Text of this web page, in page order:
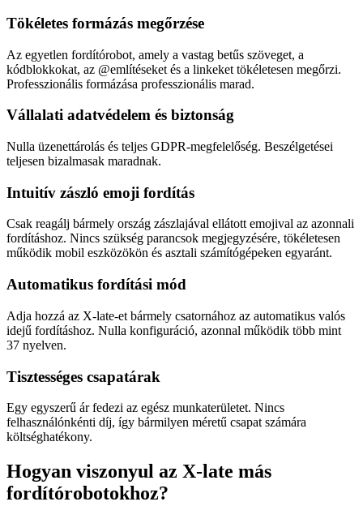
Tökéletes formázás megőrzése
Az egyetlen fordítórobot, amely a vastag betűs szöveget, a
kódblokkokat, az @említéseket és a linkeket tökéletesen megőrzi.
Professzionális formázása professzionális marad.
Vállalati adatvédelem és biztonság
Nulla üzenettárolás és teljes GDPR-megfelelőség. Beszélgetései
teljesen bizalmasak maradnak.
Intuitív zászló emoji fordítás
Csak reagálj bármely ország zászlajával ellátott emojival az azonnali
fordításhoz. Nincs szükség parancsok megjegyzésére, tökéletesen
működik mobil eszközökön és asztali számítógépeken egyaránt.
Automatikus fordítási mód
Adja hozzá az X-late-et bármely csatornához az automatikus valós
idejű fordításhoz. Nulla konfiguráció, azonnal működik több mint
37 nyelven.
Tisztességes csapatárak
Egy egyszerű ár fedezi az egész munkaterületet. Nincs
felhasználónkénti díj, így bármilyen méretű csapat számára
költséghatékony.
Hogyan viszonyul az X-late más
fordítórobotokhoz?